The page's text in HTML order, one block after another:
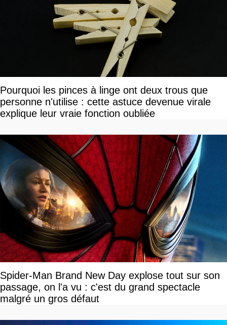
Pourquoi les pinces à linge ont deux trous que
personne n'utilise : cette astuce devenue virale
explique leur vraie fonction oubliée
Spider-Man Brand New Day explose tout sur son
passage, on l'a vu : c'est du grand spectacle
malgré un gros défaut